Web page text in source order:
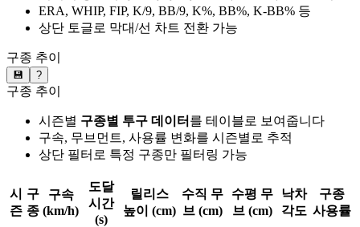
ERA, WHIP, FIP, K/9, BB/9, K%, BB%, K-BB% 등
상단 토글로 막대/선 차트 전환 가능
구종 추이
💾 ?
구종 추이
시즌별 구종별 투구 데이터 를 테이블로 보여줍니다
구속, 무브먼트, 사용률 변화를 시즌별로 추적
상단 필터로 특정 구종만 필터링 가능
시
즌
구
종
구속
(km/h)
도달
시간
(s)
릴리스
높이 (cm)
수직 무
브 (cm)
수평 무
브 (cm)
낙차
각도
구종
사용률